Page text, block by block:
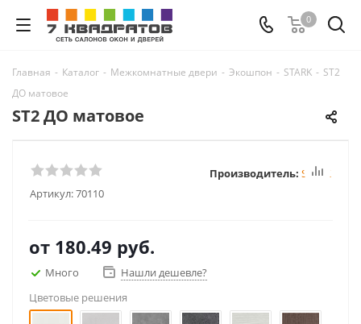
0
Главная - Каталог - Межкомнатные двери - Экошпон - STARK - ST2
ДО матовое
ST2 ДО матовое
Артикул:70110
Производитель: STARK
от 180.49 руб.
Много
Нашли дешевле?
Цветовые решения